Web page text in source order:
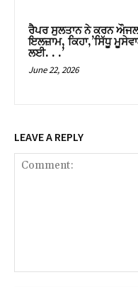
ਰੈਪਰ ਸੁਲਤਾਨ ਨੇ ਕਰਨ
ਇਲਜ਼ਾਮ, ਕਿਹਾ,’ਸਿੱਧੂ
ਲਈ. . .’
June 22, 2026
LEAVE A REPLY